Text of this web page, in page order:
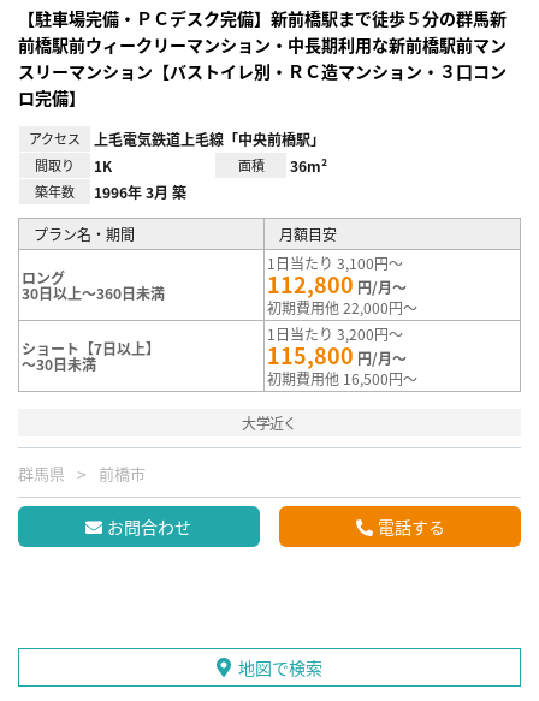
【駐車場完備・ＰＣデスク完備】新前橋駅まで徒歩５分の群馬新
前橋駅前ウィークリーマンション・中長期利用な新前橋駅前マン
スリーマンション【バストイレ別・ＲＣ造マンション・３口コン
ロ完備】
アクセス 上毛電気鉄道上毛線「中央前橋駅」
間取り 1K 面積 36m²
築年数 1996年 3月 築
プラン名・期間 月額目安
ロング
30日以上～360日未満
1日当たり 3,100円～
112,800 円/月～
初期費用他 22,000円～
ショート【7日以上】
～30日未満
1日当たり 3,200円～
115,800 円/月～
初期費用他 16,500円～
大学近く
群馬県 前橋市
お問合わせ 電話する
地図で検索